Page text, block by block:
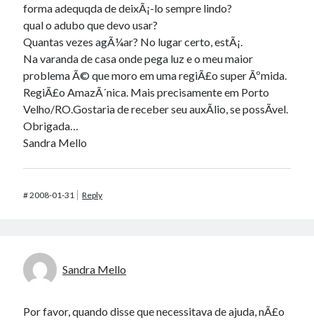
forma adequqda de deixÃ¡-lo sempre lindo?
qual o adubo que devo usar?
Quantas vezes agÃ¼ar? No lugar certo, estÃ¡.
Na varanda de casa onde pega luz e o meu maior
problema Ã© que moro em uma regiÃ£o super Ãºmida.
RegiÃ£o AmazÃ´nica. Mais precisamente em Porto
Velho/RO.Gostaria de receber seu auxÃ­lio, se possÃ­vel.
Obrigada…
Sandra Mello
#2008-01-31 Reply
Sandra Mello
Por favor, quando disse que necessitava de ajuda, nÃ£o